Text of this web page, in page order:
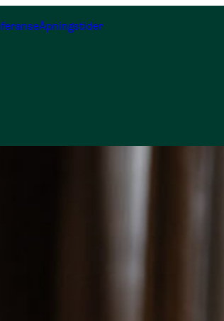
Åpningstider